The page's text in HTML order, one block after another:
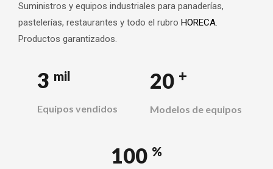
Suministros y equipos industriales para panaderías,
pastelerías, restaurantes y todo el rubro HORECA.
Productos garantizados.
3 mil
Equipos vendidos
20 +
Modelos de equipos
100 %